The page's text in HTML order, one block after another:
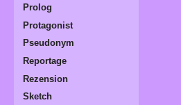
Prolog
Protagonist
Pseudonym
Reportage
Rezension
Sketch